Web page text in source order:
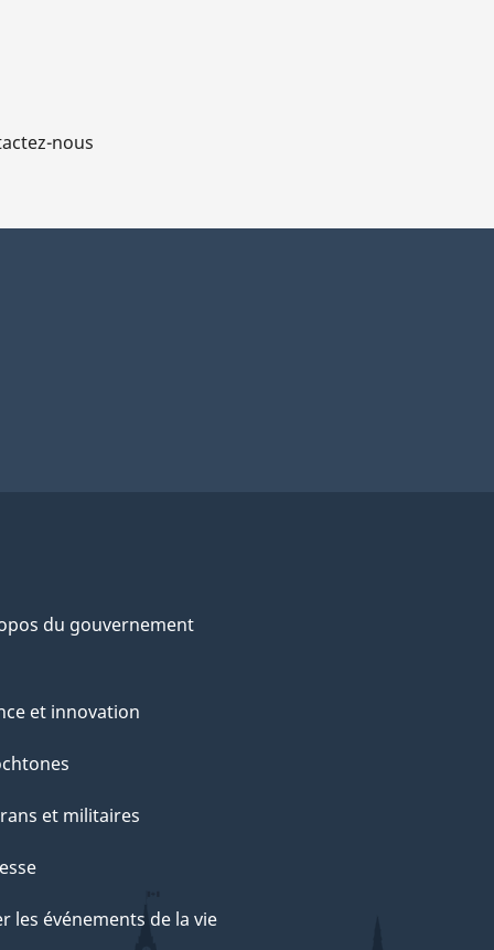
nous
du gouvernement
et innovation
et militaires
les événements de la vie